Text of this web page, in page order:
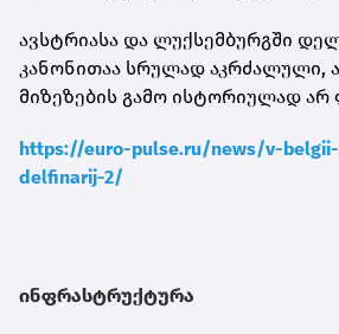
ავსტრიასა და ლუქსემბურგში
კანონითაა სრულად აკრძალული,
მიზეზების გამო ისტორიულად არ
https://euro-pulse.ru/news/v-
delfinarij-2/
ინფრასტრუქტურა